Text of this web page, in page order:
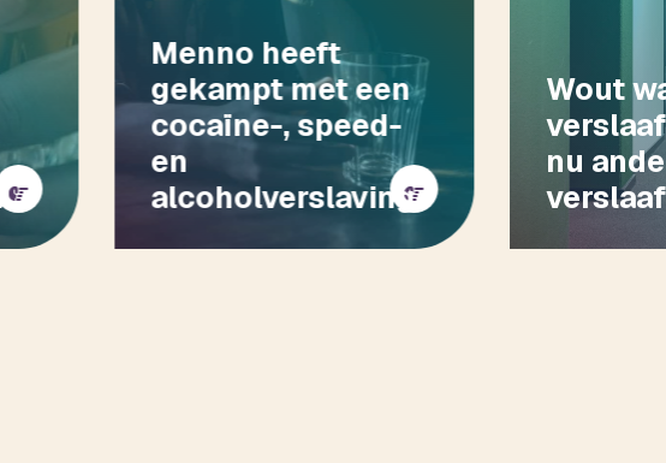
Menno heeft
gekampt met een
cocaïne-, speed-
en
alcoholverslaving
Wout
nu